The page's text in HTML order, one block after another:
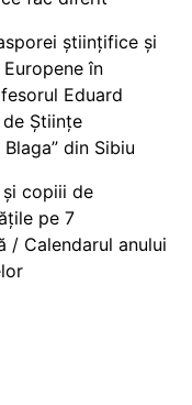
științifice și
în
Eduard
Științe
din Sibiu
și copiii de
pe 7
/ Calendarul anului